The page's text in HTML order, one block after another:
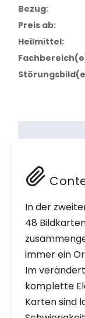
SONSTIGES
REDEFLUSS
Stottern
Poltern
Aphasie
Dysphagie
Demenzen
Bezug:
Preis ab:
Heilmittel:
In der
48
immer ein
Im
komplette
Karten sind